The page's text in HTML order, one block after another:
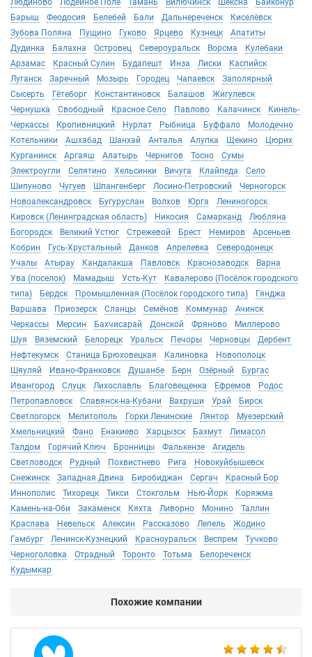
Людиново Лодейное Поле Тамань Вилючинск Шексна
Байконур
Барыш
Феодосия Белебей Бали Дальнереченск
Киселёвск
Зубова Поляна
Пущино Гуково Ярцево Кузнецк
Апатиты
Дудинка
Балахна Островец Североуральск Ворсма
Кулебаки
Арзамас
Красный Сулин Будапешт Инза Лиски
Каспийск
Луганск
Заречный Мозырь Городец Чапаевск
Заполярный
Сысерть
Гётеборг Константиновск Балашов
Жигулевск
Чернушка
Свободный Красное Село Павлово Калачинск
Кинель-
Черкассы
Кропивницкий Нурлат Рыбница Буффало
Молодечно
Котельники
Ашхабад Шанхай Анталья Алупка Щекино
Цюрих
Курганинск
Аргаяш Алатырь Чернигов Тосно
Сумы
Электроугли
Селятино Хельсинки Вичуга Клайпеда
Село
Шипуново
Чугуев Шпангенберг Лосино-Петровский
Черногорск
Новоалександровск
Бугуруслан Волхов Юрга
Лениногорск
Кировск (Ленинградская область)
Никосия Самарканд
Любляна
Богородск
Великий Устюг Стрежевой Брест Немиров
Арсеньев
Кобрин
Гусь-Хрустальный Данков Апрелевка
Северодонецк
Учалы
Атырау Кандалакша Павловск Краснозаводск
Варна
Ува (поселок)
Мамадыш Усть-Кут
Кавалерово (Посёлок городского
типа)
Бердск Промышленная (Посёлок городского типа)
Гянджа
Варшава
Приозерск Сланцы Семёнов Коммунар
Ачинск
Черкассы
Мерсин Бахчисарай Донской Фряново
Миллерово
Шуя
Вяземский Белорецк Уральск Печоры Черновцы
Дербент
Нефтекумск
Станица Брюховецкая Калиновка
Новополоцк
Шяуляй
Ивано-Франковск Душанбе Берн Озёрный
Бургас
Ивангород
Слуцк Лихославль Благовещенка Ефремов
Родос
Петропавловск
Славянск-на-Кубани Вахруши Урай
Бирск
Светлогорск
Мелитополь Горки Ленинские Лянтор
Муезерский
Хмельницкий
Фано Енакиево Харцызск Бахмут
Лимасол
Талдом
Горячий Ключ Бронницы Фалькензе
Агидель
Светловодск
Рудный Похвистнево Рига
Новокуйбышевск
Снежинск
Западная Двина Биробиджан Сергач
Красный Бор
Иннополис
Тихорецк Тикси Стокгольм Нью-Йорк
Коряжма
Камень-на-Оби
Закаменск Кяхта Ливорно Монино
Таллин
Краслава
Невельск Алексин Рассказово Лепель
Жодино
Гамбург
Ленинск-Кузнецкий Красноуральск Веспрем
Тучково
Черноголовка
Отрадный Торонто Тотьма
Белореченск
Кудымкар
Похожие компании